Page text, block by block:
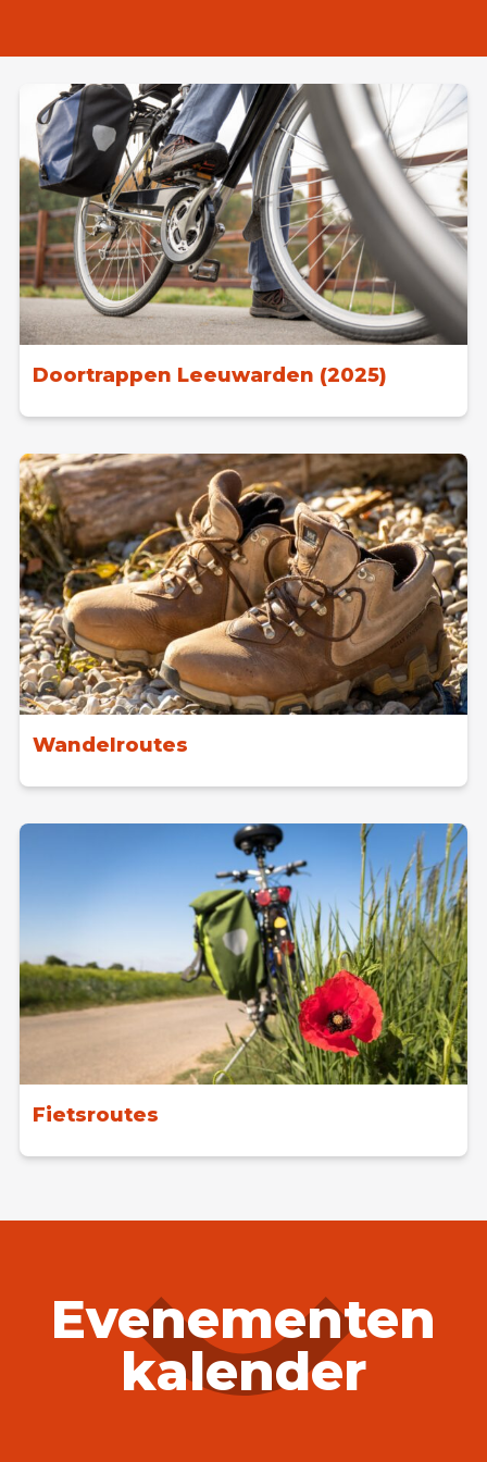
Doortrappen Leeuwarden (2025)
Wandelroutes
Fietsroutes
Evenementen
kalender